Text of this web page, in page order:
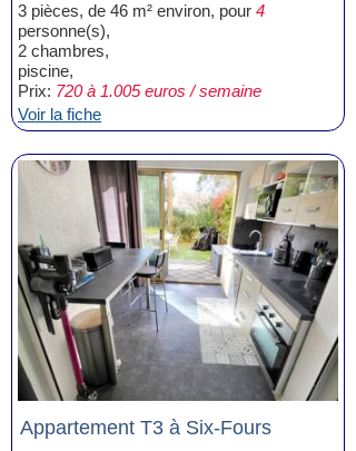
3 pièces, de 46 m² environ, pour 4
personne(s),
2 chambres,
piscine,
Prix: 720 à 1.005 euros / semaine
Voir la fiche
Appartement T3 à Six-Fours